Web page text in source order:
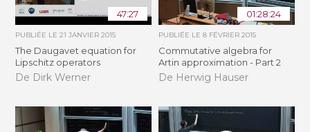
47:27
PUBLIÉE LE21 JANVIER 2015
The Daugavet equation for
Lipschitz operators
De Dirk Werner
01:28:24
PUBLIÉE LE 8 FÉVRIER 2015
Commutative algebra for
Artin approximation - Part 2
De Herwig Hauser